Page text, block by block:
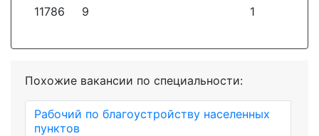
11786 9 1
Похожие вакансии по специальности:
Рабочий по благоустройству населенных
пунктов